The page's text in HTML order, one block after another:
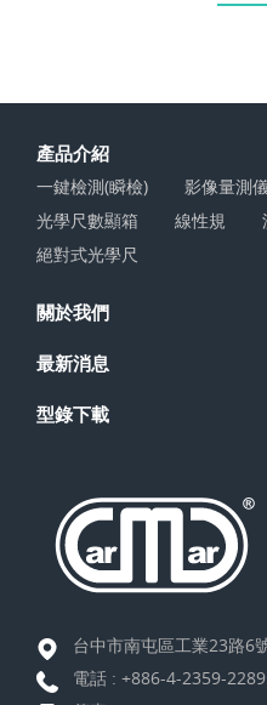
產品介紹
一鍵檢測(瞬檢) 影像量測
光學尺數顯箱
線性規
絕對式光學尺
關於我們
最新消息
型錄下載
台中市南屯區工業23路6
電話 : +886-4-2359-2289